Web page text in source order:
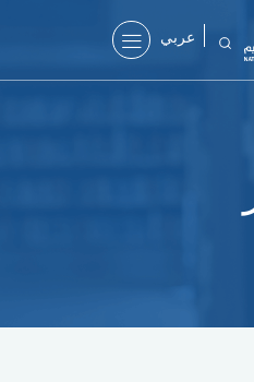
عربي